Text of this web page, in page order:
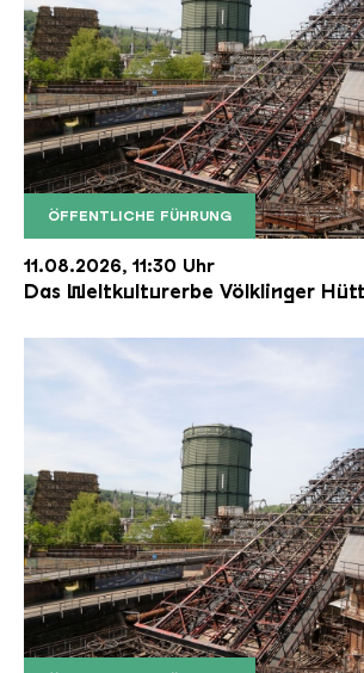
ÖFFENTLICHE FÜHRUNG
Der Erzschrägaufzug der
Copyright: Weltkulturerbe
11.08.2026, 11:30 Uhr
Das Weltkulturerbe Völklinger